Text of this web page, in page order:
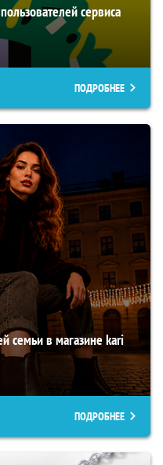
сервиса
ПОДРОБНЕЕ
семьи в магазине kari
ПОДРОБНЕЕ